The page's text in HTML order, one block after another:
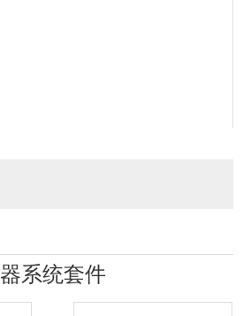
系统套件